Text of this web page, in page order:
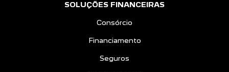
SOLUÇÕES FINANCEIRAS
Consórcio
Financiamento
Seguros